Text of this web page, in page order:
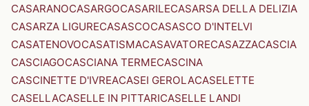
CASARANOCASARGOCASARILECASARSA DELLA DELIZIA
CASARZA LIGURECASASCOCASASCO D'INTELVI
CASATENOVOCASATISMACASAVATORECASAZZACASCIA
CASCIAGOCASCIANA TERMECASCINA
CASCINETTE D'IVREACASEI GEROLACASELETTE
CASELLACASELLE IN PITTARICASELLE LANDI